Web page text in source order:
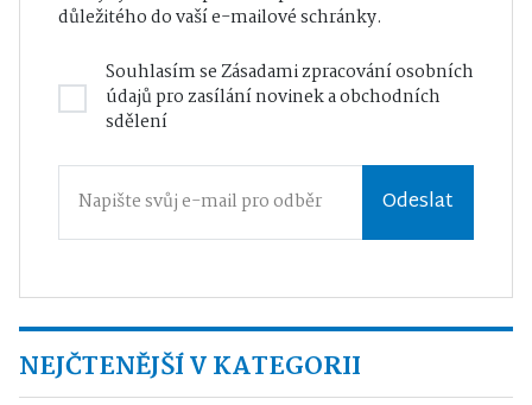
důležitého do vaší e-mailové schránky.
Souhlasím seZásadami zpracování osobních
údajůpro zasílání novinek a obchodních
sdělení
Odeslat
NEJČTENĚJŠÍ V KATEGORII